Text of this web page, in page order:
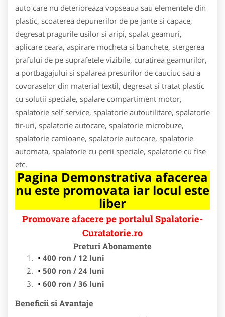
auto care nu deterioreaza vopseaua sau elementele din
plastic, scoaterea depunerilor de pe jante si capace,
degresat pragurile usilor si aripi, spalat geamuri,
aplicare ceara, aspirare mocheta si banchete, stergerea
prafului de pe suprafetele vizibile, curatirea geamurilor,
a portbagajului si spalarea presurilor de cauciuc sau a
covoraselor din material textil, degresat si tratat plastic
cu solutii speciale, spalare compartiment motor,
spalatorie self service, spalatorie autoutilitare, spalatorie
tir-uri, spalatorie autocare, spalatorie microbuze,
spalatorie camioane, spalatorie autocare, spalatorie
automata, spalatorie cu perii speciale, spalatorie cu fise
etc.
Pagina Demonstrativa afacerea
nu este promovata iar locul este
liber
Promovare afacere pe portalul Spalatorie-
Curatatorie.ro
Preturi Abonamente
400 ron / 12 luni
500 ron / 24 luni
600 ron / 36 luni
Beneficii si Avantaje